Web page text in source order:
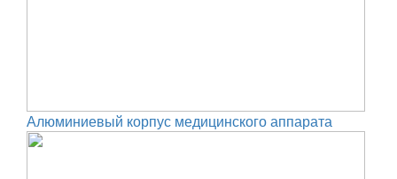
Алюминиевый корпус медицинского аппарата